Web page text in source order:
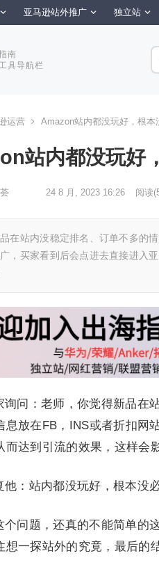
亚马逊站外推广 独立站
南
具导航栏
运营 Amazon站内都没玩好，根本
站内都没玩好
24 8 月, 2023 16:26 阅读
在站内没稳定排名、订单不多的
，买家看到后会点进去直接进入
询问：老师，你觉得新品在
息放在FB，INS或者折扣网
而达到引流的效果，这样会
他：站内都没玩好，根本没
个问题，还真的不能简单的
想一探站外的究竟，最后的